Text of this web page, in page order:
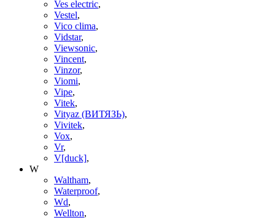
Ves electric,
Vestel,
Vico clima,
Vidstar,
Viewsonic,
Vincent,
Vinzor,
Viomi,
Vipe,
Vitek,
Vityaz (ВИТЯЗЬ),
Vivitek,
Vox,
Vr,
V[duck],
W
Waltham,
Waterproof,
Wd,
Wellton,